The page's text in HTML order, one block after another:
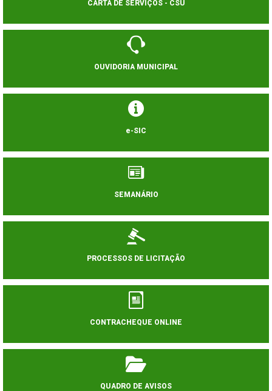
CARTA DE SERVIÇOS - CSU
OUVIDORIA MUNICIPAL
e-SIC
SEMANÁRIO
PROCESSOS DE LICITAÇÃO
CONTRACHEQUE ONLINE
QUADRO DE AVISOS